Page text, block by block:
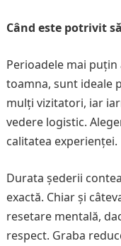
Când este potrivit
Perioadele mai
toamna, sunt ideale
mulți vizitatori, iar
vedere logistic.
calitatea experienței.
Durata șederii
exactă. Chiar și
resetare mentală,
respect. Graba